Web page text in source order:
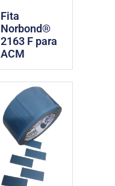
Fita
Norbond®
2163 F para
ACM